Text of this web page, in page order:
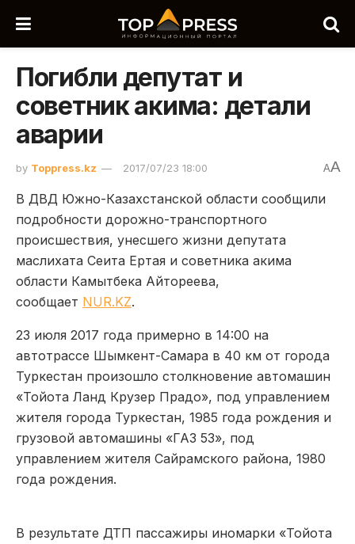
Погибли депутат и
советник акима: детали
аварии
by Toppress.kz 2017/07/23 18:00 AA
В ДВД Южно-Казахстанской области сообщили
подробности дорожно-транспортного
происшествия, унесшего жизни депутата
маслихата Сеита Ертая и советника акима
области Камытбека Айтореева,
сообщает NUR.KZ.
23 июля 2017 года примерно в 14:00 на
автотрассе Шымкент-Самара в 40 км от города
Туркестан произошло столкновение автомашин
«Тойота Ланд Крузер Прадо», под управлением
жителя города Туркестан, 1985 года рождения и
грузовой автомашины «ГАЗ 53», под
управлением жителя Сайрамского района, 1980
года рождения.
В результате ДТП пассажиры иномарки «Тойота